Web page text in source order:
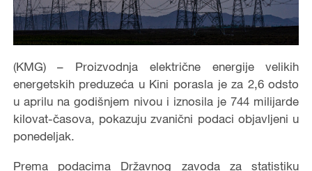
(KMG) – Proizvodnja električne energije velikih
energetskih preduzeća u Kini porasla je za 2,6 odsto
u aprilu na godišnjem nivou i iznosila je 744 milijarde
kilovat-časova, pokazuju zvanični podaci objavljeni u
ponedeljak.
Prema podacima Državnog zavoda za statistiku